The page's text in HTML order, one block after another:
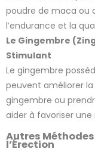
poudre de maca ou
l’endurance et la
Le Gingembre
Stimulant
Le gingembre
peuvent améliorer
gingembre ou
aider à favoriser
Autres
l’Érection